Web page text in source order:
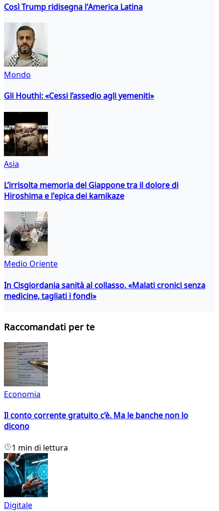
Così Trump ridisegna l'America Latina
Mondo
Gli Houthi: «Cessi l’assedio agli yemeniti»
Asia
L’irrisolta memoria del Giappone tra il dolore di
Hiroshima e l'epica dei kamikaze
Medio Oriente
In Cisgiordania sanità al collasso. «Malati cronici senza
medicine, tagliati i fondi»
Raccomandati per te
Economia
Il conto corrente gratuito c’è. Ma le banche non lo
dicono
1 min di lettura
Digitale